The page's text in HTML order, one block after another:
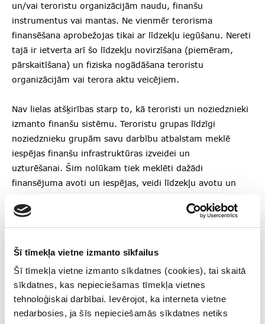
Šī tīmekļa vietne izmanto sīkfailus
Šī tīmekļa vietne izmanto sīkdatnes (cookies), tai skaitā
sīkdatnes, kas nepieciešamas tīmekļa vietnes
tehnoloģiskai darbībai. Ievērojot, ka interneta vietne
nedarbosies, ja šīs nepieciešamās sīkdatnes netiks
un/vai teroristu organizācijām naudu, finanšu
instrumentus vai mantas. Ne vienmēr terorisma
finansēšana aprobežojas tikai ar līdzekļu iegūšanu. Nereti
tajā ir ietverta arī šo līdzekļu novirzīšana (piemēram,
pārskaitīšana) un fiziska nogādāšana teroristu
organizācijām vai terora aktu veicējiem.
Nav lielas atšķirības starp to, kā teroristi un noziedznieki
izmanto finanšu sistēmu. Teroristu grupas līdzīgi
noziedznieku grupām savu darbību atbalstam meklē
iespējas finanšu infrastruktūras izveidei un
uzturēšanai. Šim nolūkam tiek meklēti dažādi
finansējuma avoti un iespējas, veidi līdzekļu avotu un
Vērā jāņem divas pamata atšķirības starp teroristu
proti:
līdzekļu apmēri, kas nepieciešami terora aktu
finansēšanai ne vienmēr ir nozīmīgi (tie nereti ir daži
eiro) un darījumu veikšanai var nebūt nepieciešamas
sarežģītas shēmas;